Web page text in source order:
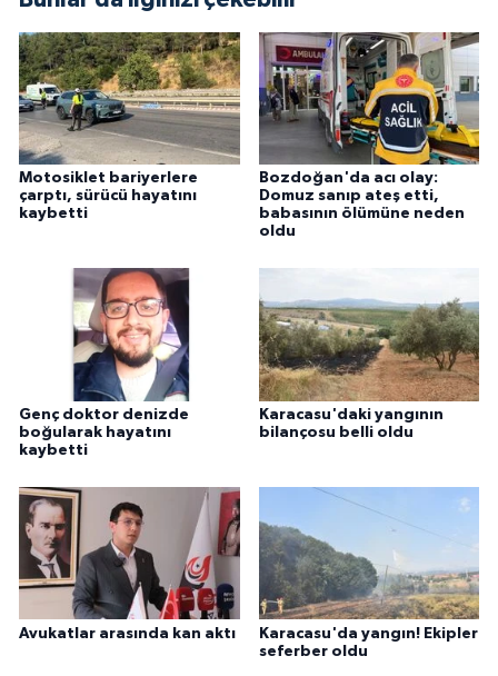
Motosiklet bariyerlere
çarptı, sürücü hayatını
kaybetti
Bozdoğan'da acı olay:
Domuz sanıp ateş etti,
babasının ölümüne neden
oldu
Genç doktor denizde
boğularak hayatını
kaybetti
Karacasu'daki yangının
bilançosu belli oldu
Avukatlar arasında kan aktı
Karacasu'da yangın! Ekipler
seferber oldu